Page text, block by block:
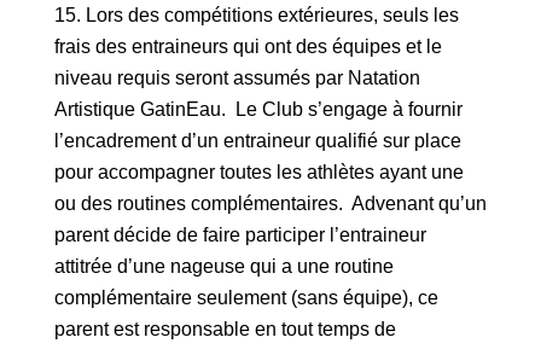
Lors des compétitions extérieures, seuls les
frais des entraineurs qui ont des équipes et le
niveau requis seront assumés par Natation
Artistique GatinEau. Le Club s’engage à fournir
l’encadrement d’un entraineur qualifié sur place
pour accompagner toutes les athlètes ayant une
ou des routines complémentaires. Advenant qu’un
parent décide de faire participer l’entraineur
attitrée d’une nageuse qui a une routine
complémentaire seulement (sans équipe), ce
parent est responsable en tout temps de